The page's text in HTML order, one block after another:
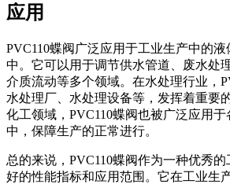
应用
PVC110蝶阀广泛应用于工业生产中的
中。它可以用于调节供水管道、废水处
介质流动等多个领域。在水处理行业，
水处理厂、水处理设备等，发挥着重要
化工领域，PVC110蝶阀也被广泛应用
中，保障生产的正常进行。
总的来说，PVC110蝶阀作为一种优秀
好的性能指标和应用范围。它在工业生